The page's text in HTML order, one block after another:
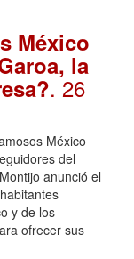
México
la
. 26
México
del
anunció el
y de los
ofrecer sus